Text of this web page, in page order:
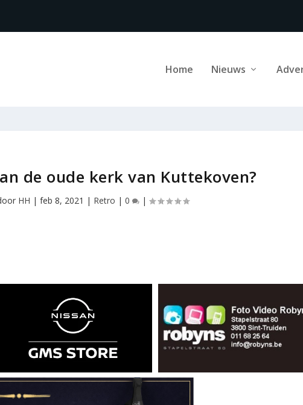
Home Nieuws
de oude kerk van Kuttekoven?
HH | feb 8, 2021 | Retro | 0 |